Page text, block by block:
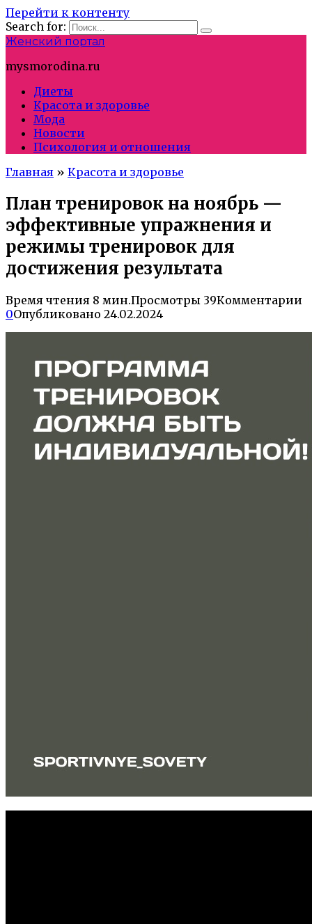
Перейти к контенту
Search for:
Женский портал
mysmorodina.ru
Диеты
Красота и здоровье
Мода
Новости
Психология и отношения
Главная » Красота и здоровье
План тренировок на ноябрь —
эффективные упражнения и
режимы тренировок для
достижения результата
Время чтения 8 мин.Просмотры 39Комментарии
0Опубликовано 24.02.2024